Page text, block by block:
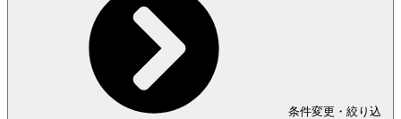
条件変更・絞り込